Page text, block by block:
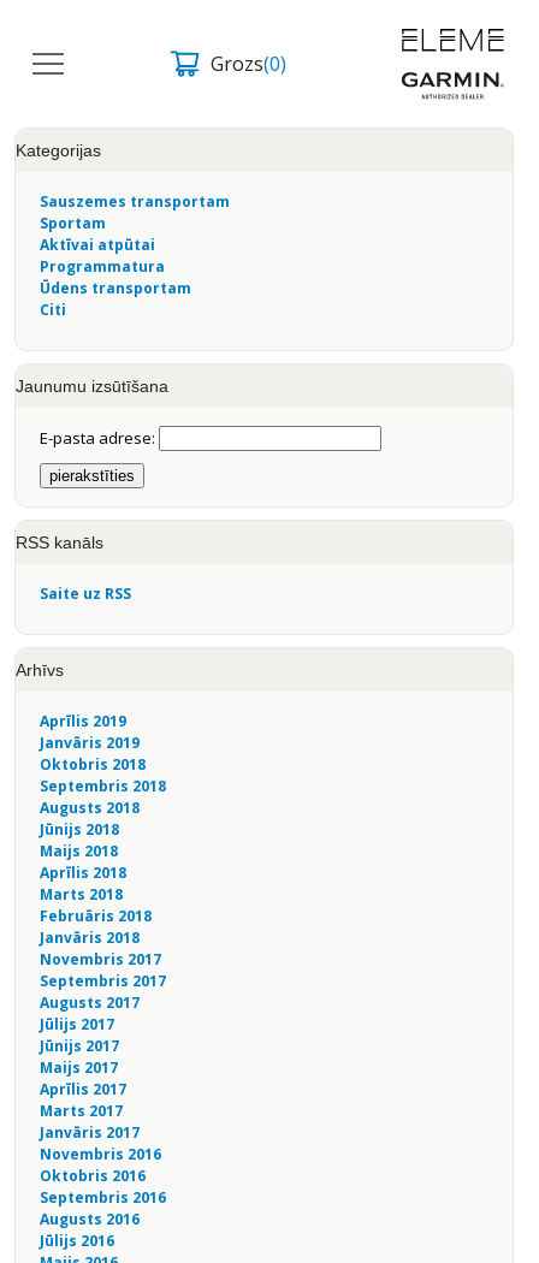
Grozs(0)
Kategorijas
Sauszemes transportam
Sportam
Aktīvai atpūtai
Programmatura
Ūdens transportam
Citi
Jaunumu izsūtīšana
E-pasta adrese:
RSS kanāls
Saite uz RSS
Arhīvs
Aprīlis 2019
Janvāris 2019
Oktobris 2018
Septembris 2018
Augusts 2018
Jūnijs 2018
Maijs 2018
Aprīlis 2018
Marts 2018
Februāris 2018
Janvāris 2018
Novembris 2017
Septembris 2017
Augusts 2017
Jūlijs 2017
Jūnijs 2017
Maijs 2017
Aprīlis 2017
Marts 2017
Janvāris 2017
Novembris 2016
Oktobris 2016
Septembris 2016
Augusts 2016
Jūlijs 2016